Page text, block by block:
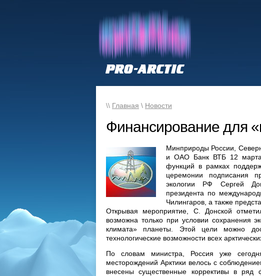
\\ Главная \ Новости
Финансирование для
Минприроды России,
и ОАО Банк ВТБ 12 марта
функций в рамках
церемонии подписания
экологии РФ Сергей
президента по
Чилингаров, а также
Открывая мероприятие, С. Донской
возможна только при условии сохранения
климата» планеты. Этой цели можно
технологические возможности всех
По словам министра, Россия уже
месторождений Арктики велось с
внесены существенные коррективы в ряд